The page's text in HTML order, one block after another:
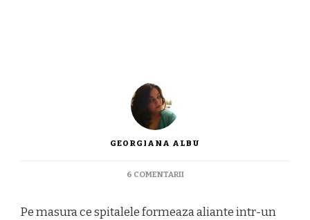
GEORGIANA ALBU
6 COMENTARIILA
DE
Pe masura ce spitalele formeaza aliante intr-un